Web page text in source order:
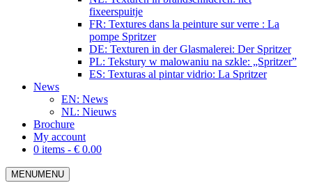
fixeerspuitje
FR: Textures dans la peinture sur verre : La
pompe Spritzer
DE: Texturen in der Glasmalerei: Der Spritzer
PL: Tekstury w malowaniu na szkle: „Spritzer”
ES: Texturas al pintar vidrio: La Spritzer
News
EN: News
NL: Nieuws
Brochure
My account
0 items - € 0.00
MENUMENU